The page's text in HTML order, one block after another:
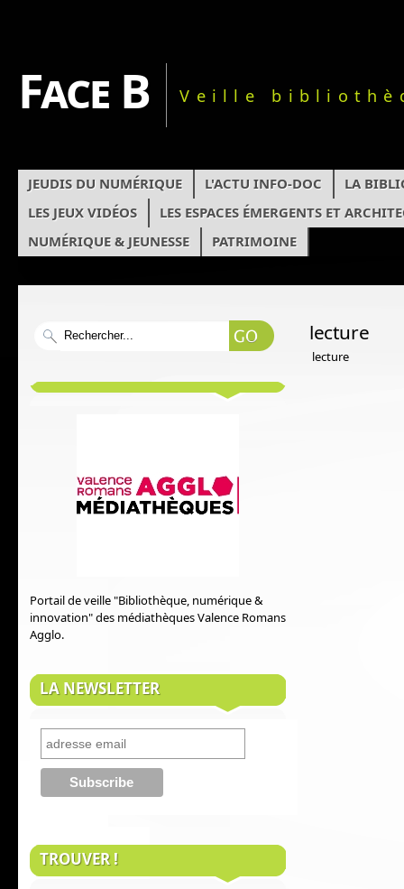
Face B Veille
JEUDIS DU NUMÉRIQUE L'ACTU INFO-DOC
LA
LES JEUX VIDÉOS
LES ESPACES ÉMERGENTS ET
NUMÉRIQUE & JEUNESSE
PATRIMOINE
lecture
lecture
Portail de veille "Bibliothèque, numérique &
innovation" des médiathèques Valence Romans
Agglo.
LA NEWSLETTER
TROUVER !